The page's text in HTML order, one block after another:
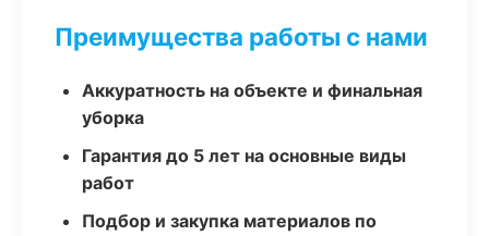
Преимущества работы с нами
Аккуратность на объекте и финальная
уборка
Гарантия до 5 лет на основные виды
работ
Подбор и закупка материалов по